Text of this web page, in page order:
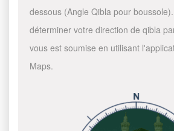
dessous (Angle Qibla pour
déterminer votre direction de qibla
vous est soumise en utilisant
Maps.